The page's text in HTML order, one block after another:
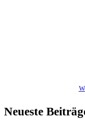
Neueste